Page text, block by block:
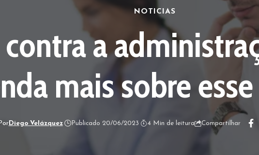
NOTICIAS
a
mais sobre
PorDiego Velázquez Publicado 20/06/2023 4 Min de leitura Compartilhar